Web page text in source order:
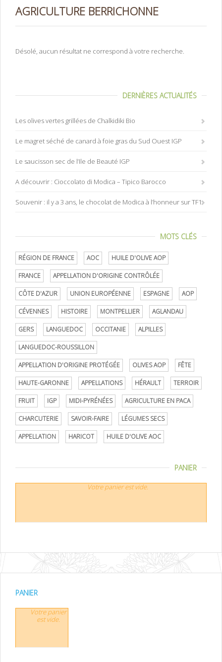
AGRICULTURE BERRICHONNE
Désolé, aucun résultat ne correspond à votre recherche.
DERNIÈRES ACTUALITÉS
Les olives vertes grillées de Chalkidiki Bio
Le magret séché de canard à foie gras du Sud Ouest IGP
Le saucisson sec de l’Ile de Beauté IGP
A découvrir : Cioccolato di Modica – Tipico Barocco
Souvenir : il y a 3 ans, le chocolat de Modica à l’honneur sur TF1
MOTS CLÉS
RÉGION DE FRANCE AOC HUILE D'OLIVE AOP
FRANCE APPELLATION D'ORIGINE CONTRÔLÉE
CÔTE D'AZUR UNION EUROPÉENNE ESPAGNE AOP
CÉVENNES HISTOIRE MONTPELLIER AGLANDAU
GERS LANGUEDOC OCCITANIE ALPILLES
LANGUEDOC-ROUSSILLON
APPELLATION D'ORIGINE PROTÉGÉE OLIVES AOP FÊTE
HAUTE-GARONNE APPELLATIONS HÉRAULT TERROIR
FRUIT IGP MIDI-PYRÉNÉES AGRICULTURE EN PACA
CHARCUTERIE SAVOIR-FAIRE LÉGUMES SECS
APPELLATION HARICOT HUILE D'OLIVE AOC
PANIER
Votre panier est vide.
PANIER
Votre panier
est vide.